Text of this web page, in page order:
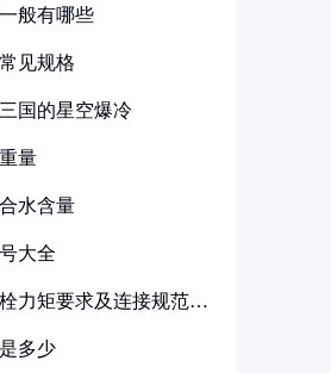
般有哪些
见规格
国的星空爆冷
量
水含量
大全
力矩要求及连接规范详
多少